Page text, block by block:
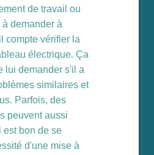
de travail ou
demander à
compte vérifier la
électrique. Ça
lui demander s'il a
similaires et
Parfois, des
peuvent aussi
est bon de se
d'une mise à